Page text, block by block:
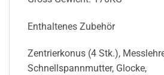
Enthaltenes Zubehör
Zentrierkonus (4 Stk.),
Schnellspannmutter, Glocke,